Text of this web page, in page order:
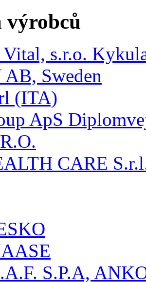
výrobců
s.r.o.
Sweden
(ITA)
ApS
CARE
S.P.A,